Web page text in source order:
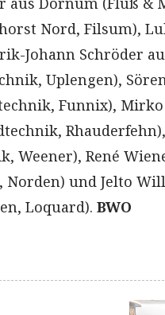
Nord, Filsum),
Johann Schröder
Uplengen),
Funnix),
Weener), René
und Jelto
Loquard). BWO